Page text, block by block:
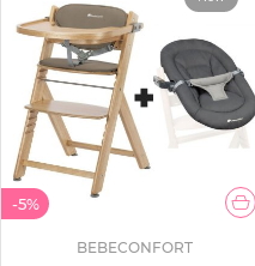
-5%
BEBECONFORT